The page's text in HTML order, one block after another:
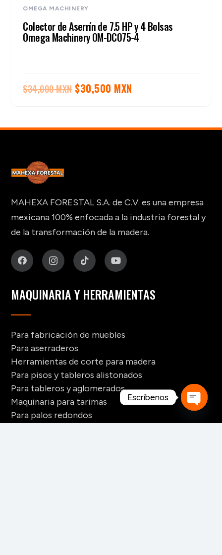
OMEGA MACHINERY
Colector de Aserrín de 7.5 HP y 4 Bolsas
Omega Machinery OM-DC075-4
$34,000 MXN El
era:
$30,500 MXN
es:
MAHEXA FORESTAL S.A. de C.V. es una empresa
mexicana 100% enfocada a la industria forestal y
de la transformación de la madera.
MAQUINARIA Y HERRAMIENTAS
Para fabricación de muebles
Para aserraderos
Herramientas de corte para madera
Para pisos y tableros alistonados
Para tableros y aglomerados
Maquinaria para tarimas
Para palos redondos
Escríbenos